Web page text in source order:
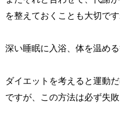
を整えておくことも大切です
深い睡眠に入浴、体を温め
ダイエットを考えると運動
ですが、この方法は必ず失敗